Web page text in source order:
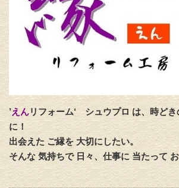
’えんリフォーム‘シュウプロ は、時ど
に！
出会えた ご縁を 大切にしたい。
そんな 気持ちで 日々、仕事に 当たって